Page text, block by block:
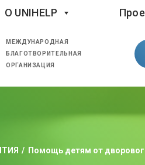
O UNIHELP
МЕЖДУНАРОДНАЯ
БЛАГОТВОРИТЕЛЬНАЯ
ОРГАНИЗАЦИЯ
Помощь детям от